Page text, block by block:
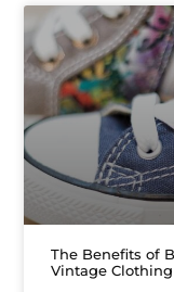
The Benefits of
Vintage Clothing